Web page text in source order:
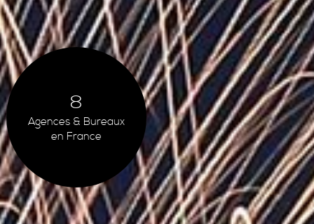
8
Agences & Bureaux
en France